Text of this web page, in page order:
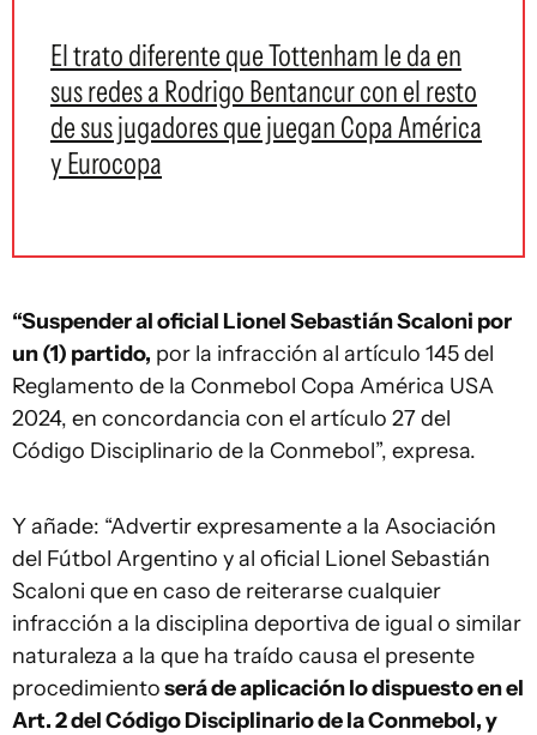
El trato diferente que Tottenham le da en
sus redes a Rodrigo Bentancur con el resto
de sus jugadores que juegan Copa América
y Eurocopa
“Suspender al oficial Lionel Sebastián Scaloni por
un (1) partido, por la infracción al artículo 145 del
Reglamento de la Conmebol Copa América USA
2024, en concordancia con el artículo 27 del
Código Disciplinario de la Conmebol”, expresa.
Y añade: “Advertir expresamente a la Asociación
del Fútbol Argentino y al oficial Lionel Sebastián
Scaloni que en caso de reiterarse cualquier
infracción a la disciplina deportiva de igual o similar
naturaleza a la que ha traído causa el presente
procedimientoserá de aplicación lo dispuesto en el
Art. 2 del Código Disciplinario de la Conmebol, y